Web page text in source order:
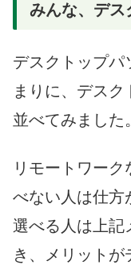
みんな、デス
デスクトップパ
まりに、デス
並べてみました。
リモートワー
べない人は仕方
選べる人は上記
き、メリット